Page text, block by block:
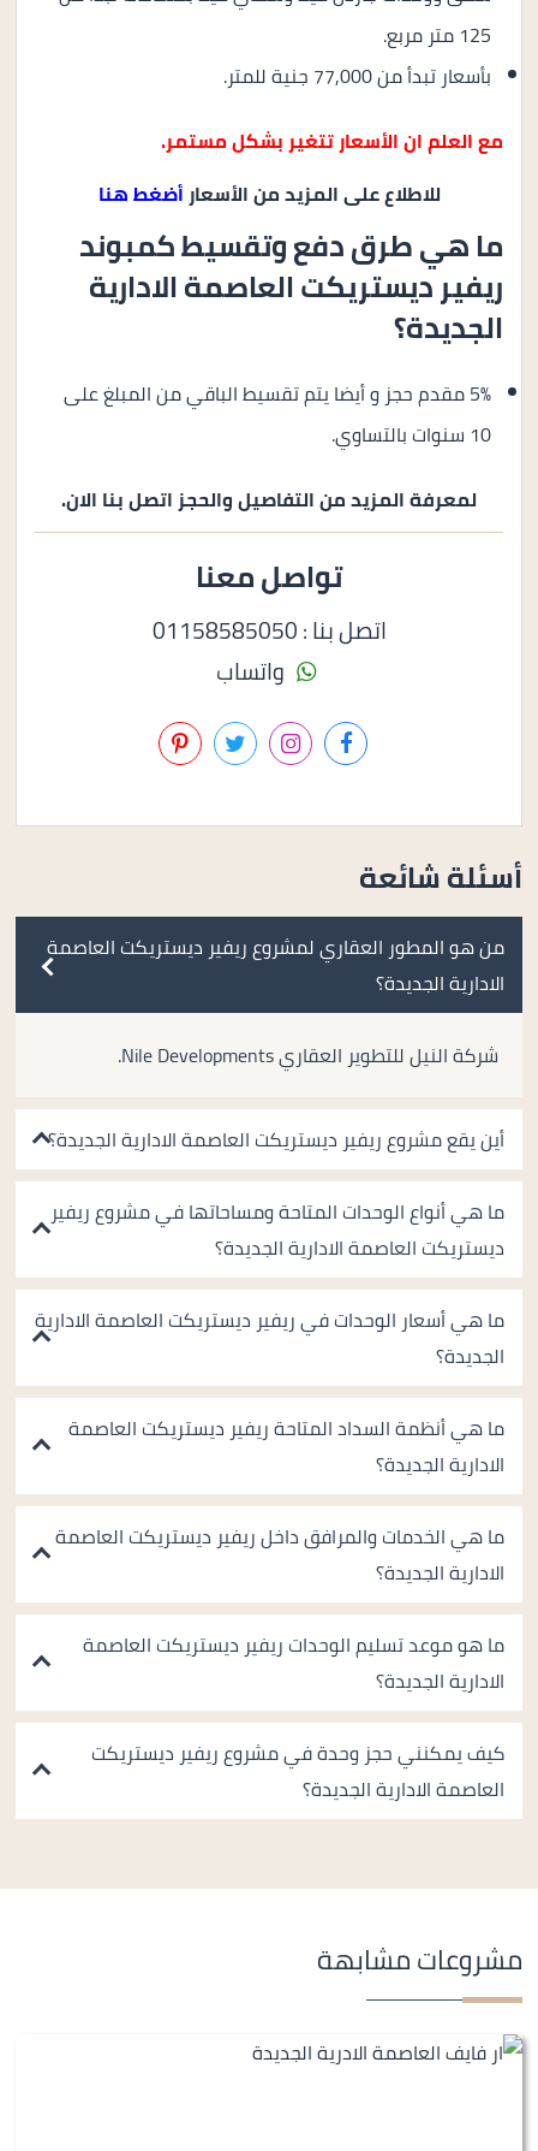
125 متر مربع.
بأسعار تبدأ من 77,000 جنية للمتر.
مع العلم ان الأسعار تتغير بشكل مستمر.
للاطلاع على المزيد من الأسعارأضغط هنا
ما هي طرق دفع وتقسيط كمبوند
ريفير ديستريكت العاصمة الادارية
الجديدة؟
5% مقدم حجز و أيضا يتم تقسيط الباقي من المبلغ على
10 سنوات بالتساوي.
لمعرفة المزيد من التفاصيل والحجز اتصل بنا الان.
تواصل معنا
اتصل بنا : 01158585050
واتساب
أسئلة شائعة
من هو المطور العقاري لمشروع ريفير ديستريكت العاصمة
الادارية الجديدة؟
شركة النيل للتطوير العقاري Nile Developments.
أين يقع مشروع ريفير ديستريكت العاصمة الادارية الجديدة؟
ما هي أنواع الوحدات المتاحة ومساحاتها في مشروع ريفير
ديستريكت العاصمة الادارية الجديدة؟
ما هي أسعار الوحدات في ريفير ديستريكت العاصمة الادارية
الجديدة؟
ما هي أنظمة السداد المتاحة ريفير ديستريكت العاصمة
الادارية الجديدة؟
ما هي الخدمات والمرافق داخل ريفير ديستريكت العاصمة
الادارية الجديدة؟
ما هو موعد تسليم الوحدات ريفير ديستريكت العاصمة
الادارية الجديدة؟
كيف يمكنني حجز وحدة في مشروع ريفير ديستريكت
العاصمة الادارية الجديدة؟
مشروعات مشابهة